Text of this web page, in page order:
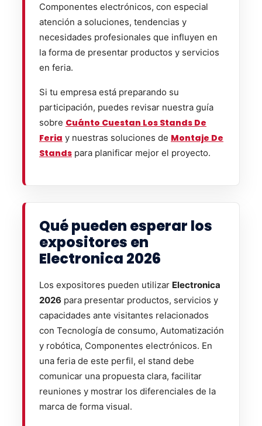
Componentes electrónicos, con especial
atención a soluciones, tendencias y
necesidades profesionales que influyen en
la forma de presentar productos y servicios
en feria.
Si tu empresa está preparando su
participación, puedes revisar nuestra guía
sobre Cuánto Cuestan Los Stands De
Feria y nuestras soluciones de Montaje De
Stands para planificar mejor el proyecto.
Qué pueden esperar los
expositores en
Electronica 2026
Los expositores pueden utilizar Electronica
2026 para presentar productos, servicios y
capacidades ante visitantes relacionados
con Tecnología de consumo, Automatización
y robótica, Componentes electrónicos. En
una feria de este perfil, el stand debe
comunicar una propuesta clara, facilitar
reuniones y mostrar los diferenciales de la
marca de forma visual.